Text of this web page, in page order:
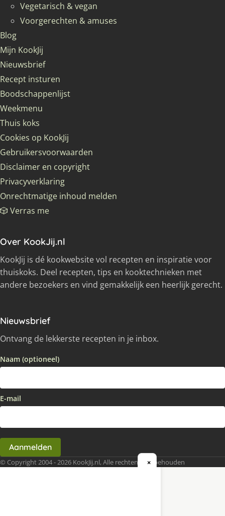
Vegetarisch & vegan
Voorgerechten & amuses
Blog
Mijn KookJij
Nieuwsbrief
Recept insturen
Boodschappenlijst
Weekmenu
Thuis koks
Cookies op KookJij
Gebruikersvoorwaarden
Disclaimer en copyright
Privacyverklaring
Onrechtmatige inhoud melden
🎲 Verras me
Over KookJij.nl
KookJij is dé kookwebsite vol recepten en inspiratie voor
thuiskoks. Deel recepten, tips en kooktechnieken met
andere bezoekers en vind gemakkelijk een heerlijk gerecht.
Nieuwsbrief
Ontvang de lekkerste recepten in je inbox.
Naam (optioneel)
E-mail
Aanmelden
© Copyright 2004 - 2026 KookJij.nl, Alle rechten voorbehouden
×